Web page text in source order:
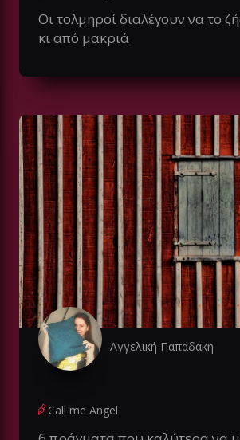
Οι τολμηροί διαλέγουν να το
κι από μακριά
Αγγελική Παπαδάκη
Call me Angel